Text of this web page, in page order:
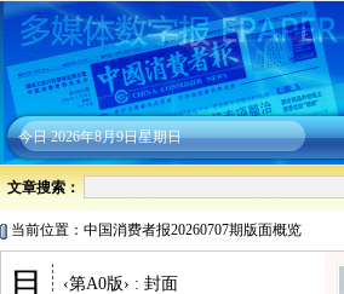
今日2026年8月9日星期日
文章搜索：
当前位置：中国消费者报20260707期版面概览
‹第A0版› : 封面